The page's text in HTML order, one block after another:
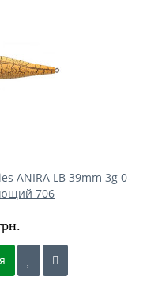
ANIRA LB 39mm 3g 0-
706